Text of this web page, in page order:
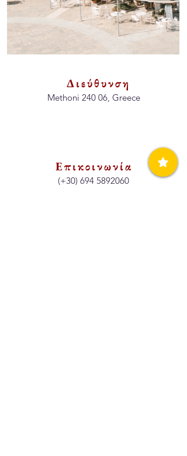
Διεύθυνση
Methoni 240 06, Greece
Επικοινωνία
(+30) 694 5892060